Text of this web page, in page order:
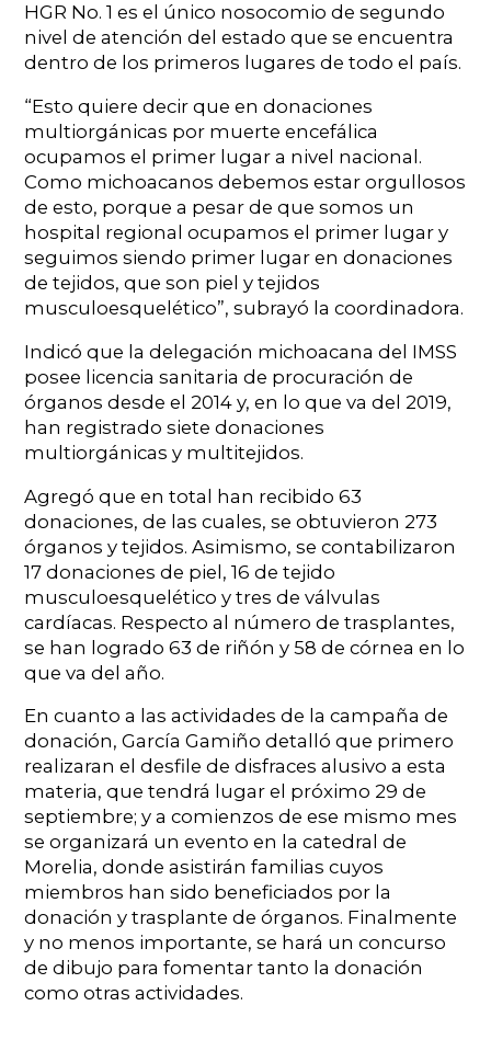
HGR No. 1 es el único nosocomio de segundo
nivel de atención del estado que se encuentra
dentro de los primeros lugares de todo el país.
“Esto quiere decir que en donaciones
multiorgánicas por muerte encefálica
ocupamos el primer lugar a nivel nacional.
Como michoacanos debemos estar orgullosos
de esto, porque a pesar de que somos un
hospital regional ocupamos el primer lugar y
seguimos siendo primer lugar en donaciones
de tejidos, que son piel y tejidos
musculoesquelético”, subrayó la coordinadora.
Indicó que la delegación michoacana del IMSS
posee licencia sanitaria de procuración de
órganos desde el 2014 y, en lo que va del 2019,
han registrado siete donaciones
multiorgánicas y multitejidos.
Agregó que en total han recibido 63
donaciones, de las cuales, se obtuvieron 273
órganos y tejidos. Asimismo, se contabilizaron
17 donaciones de piel, 16 de tejido
musculoesquelético y tres de válvulas
cardíacas. Respecto al número de trasplantes,
se han logrado 63 de riñón y 58 de córnea en lo
que va del año.
En cuanto a las actividades de la campaña de
donación, García Gamiño detalló que primero
realizaran el desfile de disfraces alusivo a esta
materia, que tendrá lugar el próximo 29 de
septiembre; y a comienzos de ese mismo mes
se organizará un evento en la catedral de
Morelia, donde asistirán familias cuyos
miembros han sido beneficiados por la
donación y trasplante de órganos. Finalmente
y no menos importante, se hará un concurso
de dibujo para fomentar tanto la donación
como otras actividades.